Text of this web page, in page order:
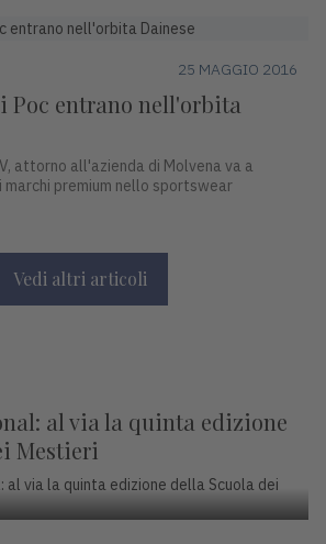
25 MAGGIO 2016
Poc entrano nell'orbita
attorno all'azienda di Molvena va a
marchi premium nello sportswear
Vedi altri articoli
al via la quinta edizione
Mestieri